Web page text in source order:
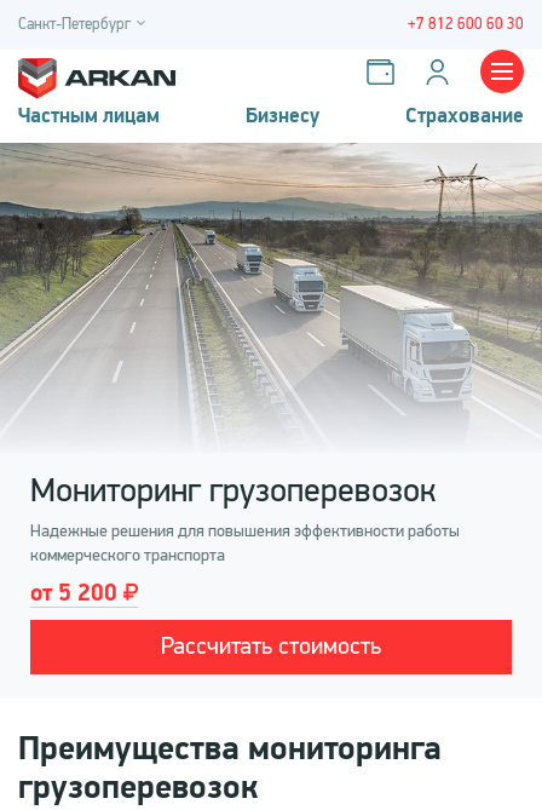
Санкт-Петербург +7 812 600 60 30
Частным лицам Бизнесу Страхование
Мониторинг грузоперевозок
Надежные решения для повышения эффективности работы
коммерческого транспорта
от 5 200
Рассчитать стоимость
Преимущества мониторинга
грузоперевозок